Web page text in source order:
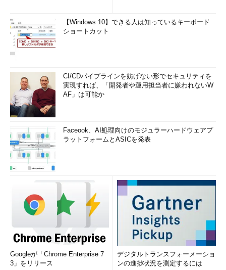
【Windows 10】できる人は知っているキーボード
ショートカット
CI/CDパイプラインを妨げない形でセキュリティを
実現すれば、「開発者や運用担当者に嫌われないW
AF」は可能か
Faceook、AI処理向けのモジュラーハードウェアプ
ラットフォームとASICを発表
Googleが「Chrome Enterprise 7
3」をリリース
デジタルトランスフォーメーショ
ンの進捗状況を測定するには